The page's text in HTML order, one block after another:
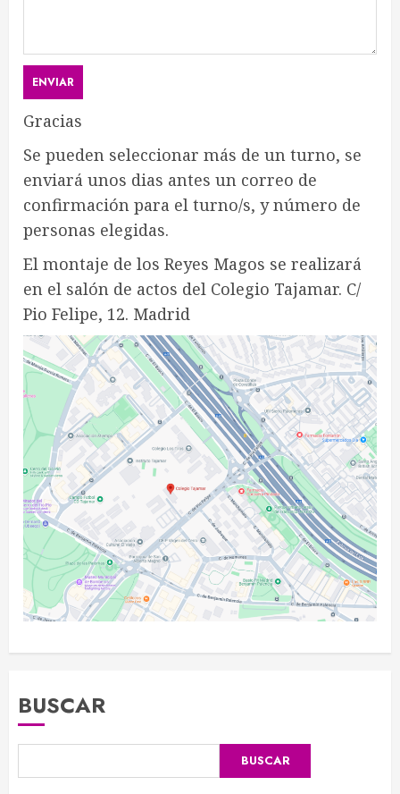
Gracias
Se pueden seleccionar más de un turno, se
enviará unos dias antes un correo de
confirmación para el turno/s, y número de
personas elegidas.
El montaje de los Reyes Magos se realizará
en el salón de actos del Colegio Tajamar. C/
Pio Felipe, 12. Madrid
BUSCAR
BUSCAR